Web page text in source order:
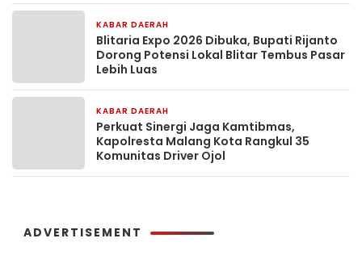
KABAR DAERAH
Blitaria Expo 2026 Dibuka, Bupati Rijanto
Dorong Potensi Lokal Blitar Tembus Pasar
Lebih Luas
KABAR DAERAH
Perkuat Sinergi Jaga Kamtibmas,
Kapolresta Malang Kota Rangkul 35
Komunitas Driver Ojol
ADVERTISEMENT